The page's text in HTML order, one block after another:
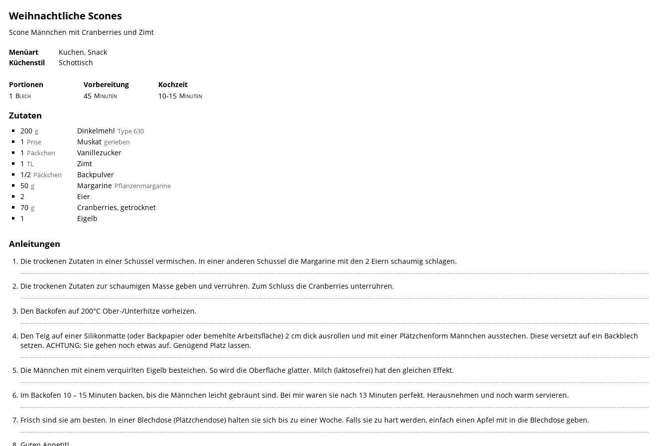
Weihnachtliche Scones
Scone Männchen mit Cranberries und Zimt
Menüart Kuchen, Snack
Küchenstil
Schottisch
Portionen
Vorbereitung
1 Blech 45 Minuten
Kochzeit
10-15 Minuten
Zutaten
200 g Dinkelmehl Type 630
1 Prise Muskat gerieben
1 Päckchen
Vanillezucker
1 TL
Zimt
1/2 Päckchen
Backpulver
50 g Margarine Pflanzenmargarine
2
Eier
70 g
Cranberries, getrocknet
1
Eigelb
Anleitungen
Die trockenen Zutaten in einer Schüssel vermischen. In einer anderen Schüssel die Margarine mit den 2 Eiern schaumig schlagen.
Die trockenen Zutaten zur schaumigen Masse geben und verrühren. Zum Schluss die Cranberries unterrühren.
Den Backofen auf 200°C Ober-/Unterhitze vorheizen.
Den Teig auf einer Silikonmatte (oder Backpapier oder bemehlte Arbeitsfläche) 2 cm dick ausrollen und mit einer Plätzchenform Männchen ausstechen. Diese versetzt auf ein Backblech
setzen. ACHTUNG: Sie gehen noch etwas auf. Genügend Platz lassen.
Die Männchen mit einem verquirlten Eigelb besteichen. So wird die Oberfläche glatter. Milch (laktosefrei) hat den gleichen Effekt.
Im Backofen 10 – 15 Minuten backen, bis die Männchen leicht gebräunt sind. Bei mir waren sie nach 13 Minuten perfekt. Herausnehmen und noch warm servieren.
Frisch sind sie am besten. In einer Blechdose (Plätzchendose) halten sie sich bis zu einer Woche. Falls sie zu hart werden, einfach einen Apfel mit in die Blechdose geben.